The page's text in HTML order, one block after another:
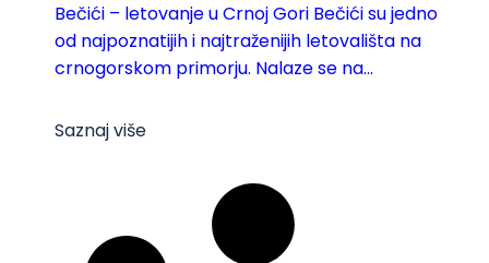
Bečići – letovanje u Crnoj Gori Bečići su jedno
od najpoznatijih i najtraženijih letovališta na
crnogorskom primorju. Nalaze se na...
Saznaj više